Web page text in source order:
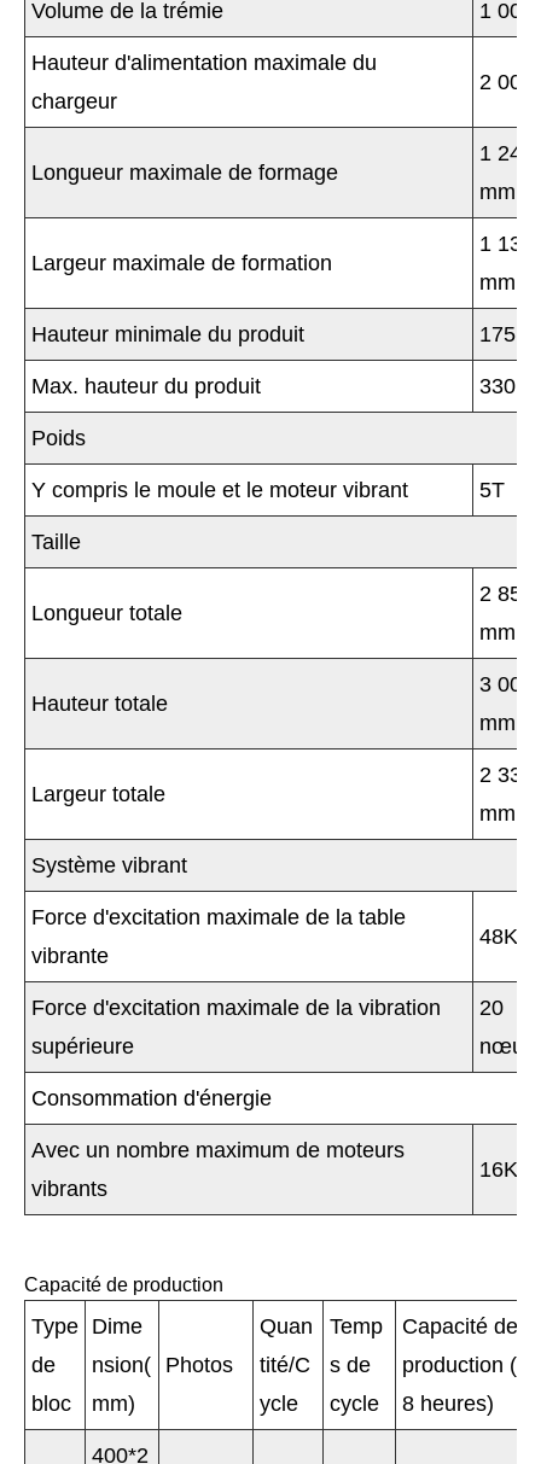
Volume de la trémie 1
Hauteur d'alimentation maximale du
chargeur
2 005
Longueur maximale de formage
1 240
mm
Largeur maximale de formation
1 130
mm
Hauteur minimale du produit
Max. hauteur du produit
Poids
Y compris le moule et le moteur vibrant 5T
Taille
Longueur totale
2 850
mm
Hauteur totale
3 000
mm
Largeur totale
2 337
mm
Système vibrant
Force d'excitation maximale de la table
vibrante
48KN
Force d'excitation maximale de la vibration
supérieure
20
Consommation d'énergie
Avec un nombre maximum de moteurs
vibrants
16KW
Capacité de production
Type
de
bloc
Dime
nsion(
mm)
Photos
Quan
tité/C
ycle
Temp
s de
cycle
Capacité de
production
8 heures)
400*2